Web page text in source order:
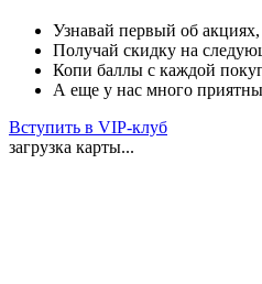
Узнавай первый об
Получай скидку на
Копи баллы с каждой
А еще у нас много
Вступить в VIP-клуб
загрузка карты...